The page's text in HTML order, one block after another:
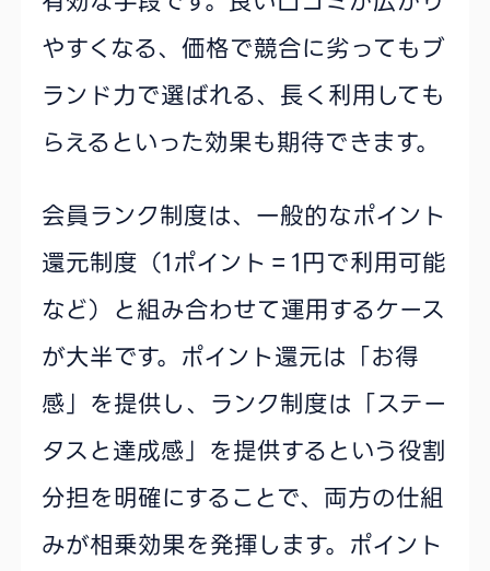
やすくなる、価格で競合に劣ってもブ
ランド力で選ばれる、長く利用しても
らえるといった効果も期待できます。
会員ランク制度は、一般的なポイント
還元制度（1ポイント＝1円で利用可能
など）と組み合わせて運用するケース
が大半です。ポイント還元は「お得
感」を提供し、ランク制度は「ステー
タスと達成感」を提供するという役割
分担を明確にすることで、両方の仕組
みが相乗効果を発揮します。ポイント